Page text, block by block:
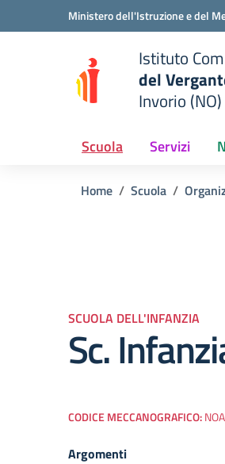
Vai ai contenuti
Vai al menu di navigazioneMinistero dell'Istruzione e del
scuola
Istituto
del
Invorio (NO)
Scuola Servizi
Home Scuola
SCUOLA DELL'INFANZIA
Sc.
CODICE MECCANOGRAFICO:
Argomenti